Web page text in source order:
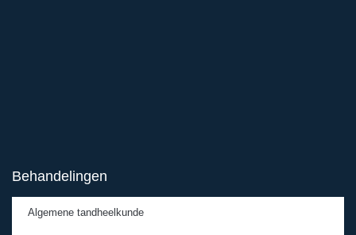
Behandelingen
Algemene tandheelkunde